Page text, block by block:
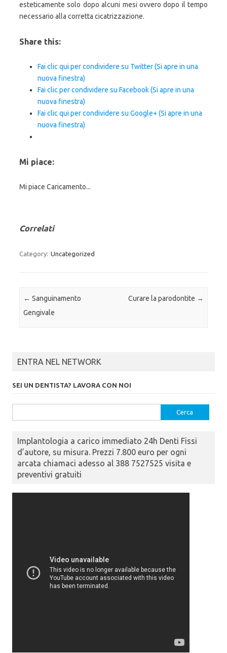
esteticamente solo dopo alcuni mesi ovvero dopo il tempo
necessario alla corretta cicatrizzazione.
Share this:
Fai clic qui per condividere su Twitter (Si apre in una
nuova finestra)
Fai clic per condividere su Facebook (Si apre in una
nuova finestra)
Fai clic qui per condividere su Google+ (Si apre in una
nuova finestra)
Mi piace:
Mi piace Caricamento...
Correlati
Category: Uncategorized
Post navigation
← Sanguinamento
Gengivale
Curare la parodontite →
ENTRA NEL NETWORK
SEI UN DENTISTA? LAVORA CON NOI
Implantologia a carico immediato 24h Denti Fissi
d’autore, su misura. Prezzi 7.800 euro per ogni
arcata chiamaci adesso al 388 7527525 visita e
preventivi gratuiti